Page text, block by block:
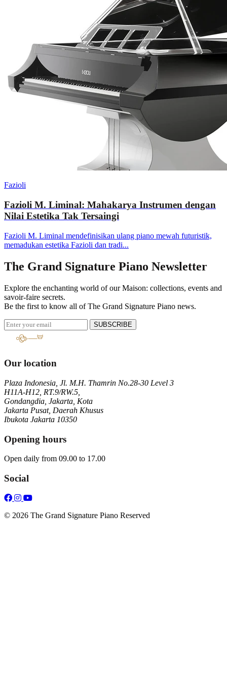
Fazioli
Fazioli M. Liminal: Mahakarya Instrumen dengan
Nilai Estetika Tak Tersaingi
Fazioli M. Liminal mendefinisikan ulang piano mewah futuristik,
memadukan estetika Fazioli dan tradi...
The Grand Signature Piano Newsletter
Explore the enchanting world of our Maison: collections, events and
savoir-faire secrets.
Be the first to know all of The Grand Signature Piano news.
SUBSCRIBE
Our location
Plaza Indonesia, Jl. M.H. Thamrin No.28-30 Level 3
H11A-H12, RT.9/RW.5,
Gondangdia, Jakarta, Kota
Jakarta Pusat, Daerah Khusus
Ibukota Jakarta 10350
Opening hours
Open daily from 09.00 to 17.00
Social
© 2026 The Grand Signature Piano Reserved